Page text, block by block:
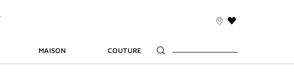
LISTE
MAISON COUTURE